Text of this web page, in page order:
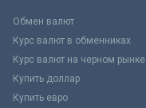
Обмен валют
Курс валют в обменниках
Курс валют на черном рынке
Купить доллар
Купить евро